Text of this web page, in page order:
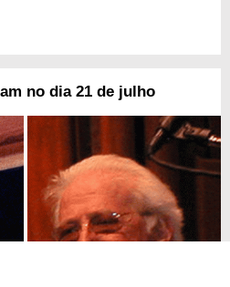
no dia 21 de julho